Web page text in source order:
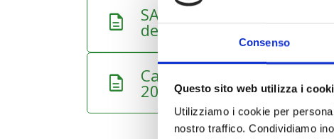
Consenso
Questo sito web utilizza i
Utilizziamo i cookie per
nostro traffico. Condividiamo
description SAN VITO - Carta della
dettaglio.pdf
description Calendario di San Vito al
2026.pdf